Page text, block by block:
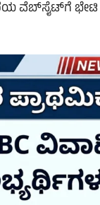
ವೆಬ್‌ಸೈಟ್‌ಗೆ